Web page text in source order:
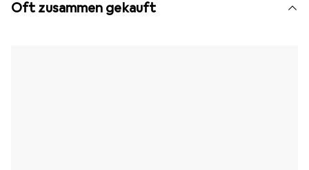
Oft zusammen gekauft